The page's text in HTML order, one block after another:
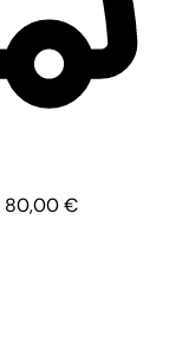
80,00€